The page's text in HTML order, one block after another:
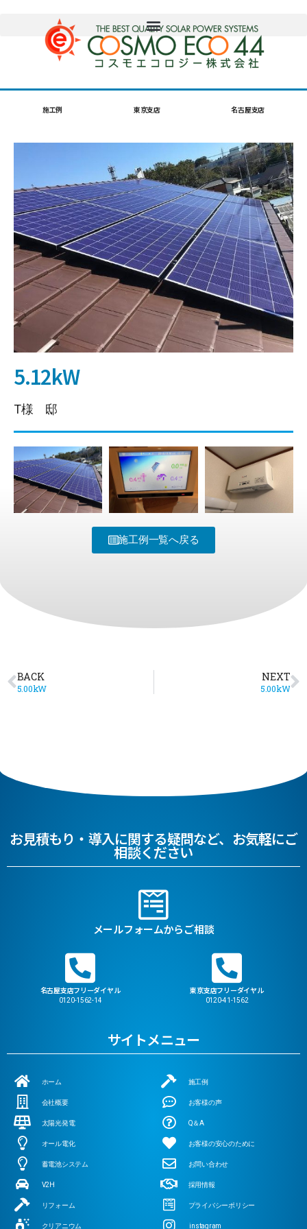
施工例 東京支店 名古屋支店
5.12kW
T様 邸
施工例一覧へ戻る
BACK
5.00kW
NEXT
5.00kW
お見積もり・導入に関する疑問など、お気軽にご
相談ください
メールフォームからご相談
名古屋支店フリーダイヤル
0120-1562-14
東京支店フリーダイヤル
0120-41-1562
サイトメニュー
ホーム
会社概要
太陽光発電
オール電化
蓄電池システム
V2H
リフォーム
クリアニウム
施工例
お客様の声
Q＆A
お客様の安心のために
お問い合わせ
採用情報
プライバシーポリシー
instagram